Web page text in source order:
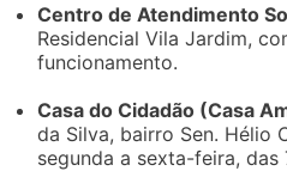
Centro de Atendimento
Residencial Vila Jardim,
funcionamento.
Casa do Cidadão (Casa
da Silva, bairro Sen. Hélio
segunda a sexta-feira, das